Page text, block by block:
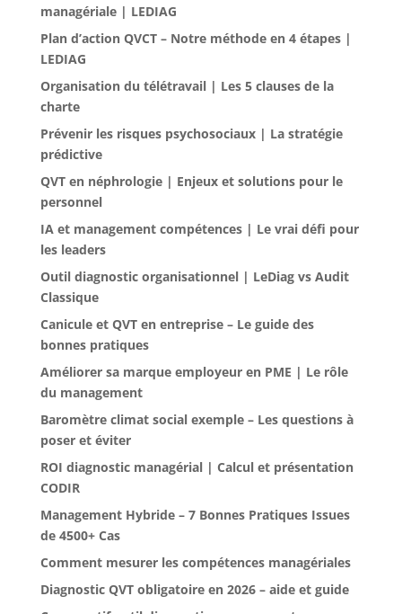
managériale | LEDIAG
Plan d’action QVCT – Notre méthode en 4 étapes |
LEDIAG
Organisation du télétravail | Les 5 clauses de la
charte
Prévenir les risques psychosociaux | La stratégie
prédictive
QVT en néphrologie | Enjeux et solutions pour le
personnel
IA et management compétences | Le vrai défi pour
les leaders
Outil diagnostic organisationnel | LeDiag vs Audit
Classique
Canicule et QVT en entreprise – Le guide des
bonnes pratiques
Améliorer sa marque employeur en PME | Le rôle
du management
Baromètre climat social exemple – Les questions à
poser et éviter
ROI diagnostic managérial | Calcul et présentation
CODIR
Management Hybride – 7 Bonnes Pratiques Issues
de 4500+ Cas
Comment mesurer les compétences managériales
Diagnostic QVT obligatoire en 2026 – aide et guide